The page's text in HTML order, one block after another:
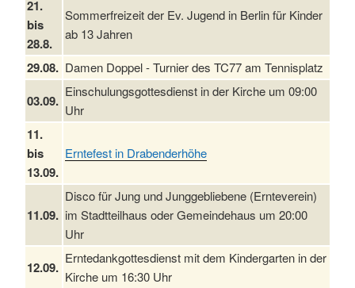
21.
bis
28.8.
Sommerfreizeit der Ev. Jugend in Berlin für Kinder
ab 13 Jahren
29.08. Damen Doppel - Turnier des TC77 am Tennisplatz
03.09.
Einschulungsgottesdienst in der Kirche um 09:00
Uhr
11.
bis
13.09.
Erntefest in Drabenderhöhe
11.09.
Disco für Jung und Junggebliebene (Ernteverein)
im Stadtteilhaus oder Gemeindehaus um 20:00
Uhr
12.09.
Erntedankgottesdienst mit dem Kindergarten in der
Kirche um 16:30 Uhr